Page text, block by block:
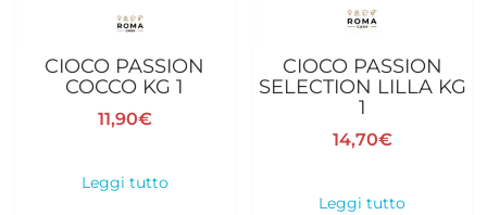
CIOCO PASSION
COCCO KG 1
11,90€
Leggi tutto
CIOCO PASSION
SELECTION LILLA KG
1
14,70€
Leggi tutto